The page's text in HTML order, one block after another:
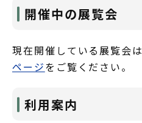
開催中の展覧会
現在開催している展覧会
ページをご覧ください。
利用案内